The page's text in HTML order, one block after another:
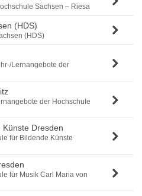
Sachsen – Riesa
(HDS)
(HDS)
Lernangebote der
der Hochschule
Künste Dresden
für Bildende Künste
für Musik Carl Maria von